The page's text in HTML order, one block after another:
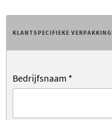
KLANTSPECIFIEKE
Bedrijfsnaam *